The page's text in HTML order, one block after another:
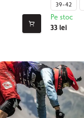
39-42
33 lei
Pe stoc